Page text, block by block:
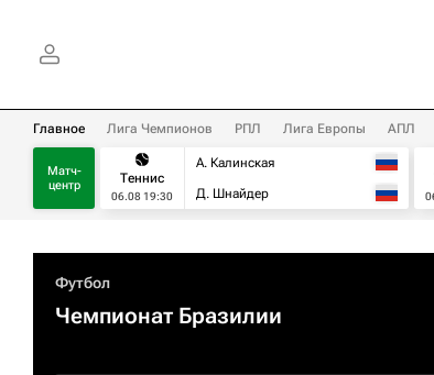
Главное Лига Чемпионов РПЛ Лига Европы АПЛ
Матч-
центр
Теннис
06.08 19:30
А. Калинская
Д. Шнайдер
Футбол
Чемпионат Бразилии